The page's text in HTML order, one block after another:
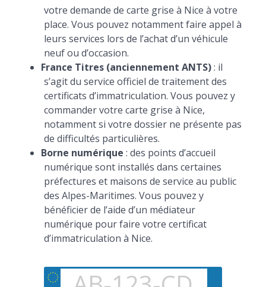
votre demande de carte grise à Nice à votre
place. Vous pouvez notamment faire appel à
leurs services lors de l’achat d’un véhicule
neuf ou d’occasion.
France Titres (anciennement ANTS): il
s’agit du service officiel de traitement des
certificats d’immatriculation. Vous pouvez y
commander votre carte grise à Nice,
notamment si votre dossier ne présente pas
de difficultés particulières.
Borne numérique : des points d’accueil
numérique sont installés dans certaines
préfectures et maisons de service au public
des Alpes-Maritimes. Vous pouvez y
bénéficier de l’aide d’un médiateur
numérique pour faire votre certificat
d’immatriculation à Nice.